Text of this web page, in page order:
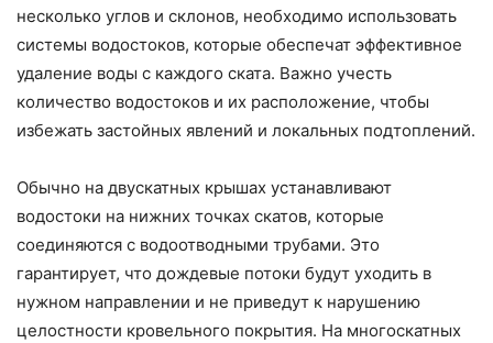
несколько углов и склонов, необходимо использовать
системы водостоков, которые обеспечат эффективное
удаление воды с каждого ската. Важно учесть
количество водостоков и их расположение, чтобы
избежать застойных явлений и локальных подтоплений.
Обычно на двускатных крышах устанавливают
водостоки на нижних точках скатов, которые
соединяются с водоотводными трубами. Это
гарантирует, что дождевые потоки будут уходить в
нужном направлении и не приведут к нарушению
целостности кровельного покрытия. На многоскатных